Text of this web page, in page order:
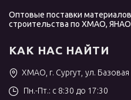
Оптовые поставки
строительства по ХМАО, ЯНАО
КАК НАС НАЙТИ
ХМАО, г. Сургут, ул.
Пн.-Пт.: с 8:30 до 17:30